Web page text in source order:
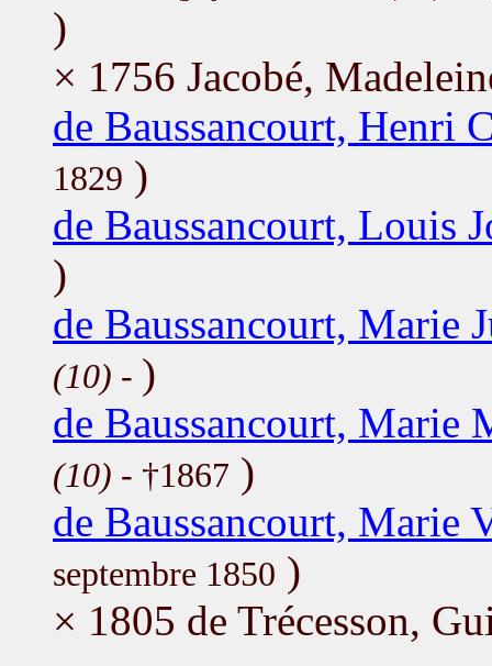
)
× 1756 Jacobé,
de Baussancourt, Henri
1829 )
de Baussancourt, Louis
)
de Baussancourt, Marie
(10) - )
de Baussancourt, Marie
(10) - †1867 )
de Baussancourt, Marie
septembre 1850 )
× 1805 de Trécesson,